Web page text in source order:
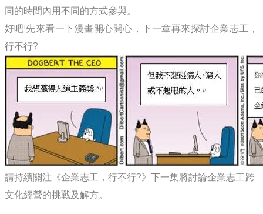
同的時間內用不同的方式參與。
好吧!先來看一下漫畫開心開心，下一章再來探討企業志工，
行不行?
請持續關注《企業志工，行不行?》下一集將討論企業志工跨
文化經營的挑戰及解方。